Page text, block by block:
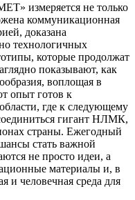
измеряется не только
коммуникационная
доказана
технологичных
которые продолжат
показывают, как
воплощая в
опыт готов к
где к следующему
гигант НЛМК,
страны. Ежегодный
стать важной
не просто идеи, а
материалы и, в
и человечная среда для